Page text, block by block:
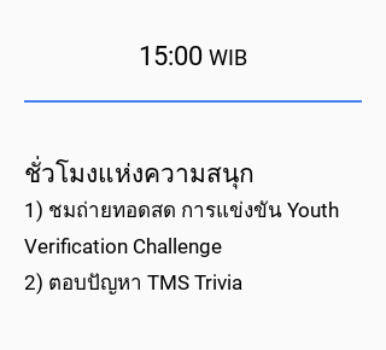
15:00 WIB
ชั่วโมงแห่งความสนุก
1) ชมถ่ายทอดสด การแข่งขัน Youth
Verification Challenge
2) ตอบปัญหา TMS Trivia